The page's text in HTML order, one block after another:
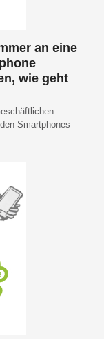
an eine
wie geht
Smartphones